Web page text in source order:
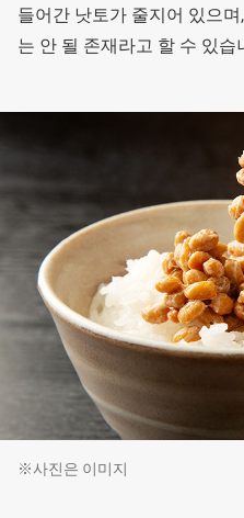
들어간 낫토가 줄지어 있으
는 안 될 존재라고 할 수 있습
※사진은 이미지